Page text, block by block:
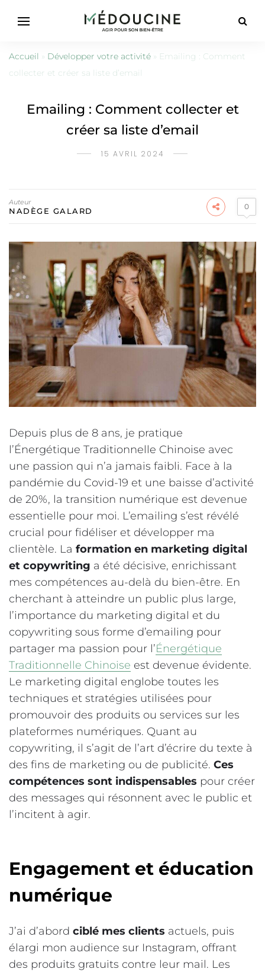
Accueil » Développer votre activité » Emailing : Comment
collecter et créer sa liste d’email
Emailing : Comment collecter et
créer sa liste d’email
15 AVRIL 2024
Auteur
NADÈGE GALARD 0
Depuis plus de 8 ans, je pratique
l’Énergétique Traditionnelle Chinoise avec
une passion qui n’a jamais faibli. Face à la
pandémie du Covid-19 et une baisse d’activité
de 20%, la transition numérique est devenue
essentielle pour moi. L’emailing s’est révélé
crucial pour fidéliser et développer ma
clientèle. La formation en marketing digital
et copywriting a été décisive, enrichissant
mes compétences au-delà du bien-être. En
cherchant à atteindre un public plus large,
l’importance du marketing digital et du
copywriting sous forme d’emailing pour
partager ma passion pour l’Énergétique
Traditionnelle Chinoise est devenue évidente.
Le marketing digital englobe toutes les
techniques et stratégies utilisées pour
promouvoir des produits ou services sur les
plateformes numériques. Quant au
copywriting, il s’agit de l’art d’écrire du texte à
des fins de marketing ou de publicité. Ces
compétences sont indispensables pour créer
des messages qui résonnent avec le public et
l’incitent à agir.
Engagement et éducation
numérique
J’ai d’abord ciblé mes clients actuels, puis
élargi mon audience sur Instagram, offrant
des produits gratuits contre leur mail. Les